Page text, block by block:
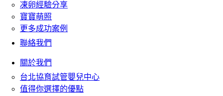
凍卵經驗分享
寶寶萌照
更多成功案例
聯絡我們
關於我們
台北協育試管嬰兒中心
值得你選擇的優點